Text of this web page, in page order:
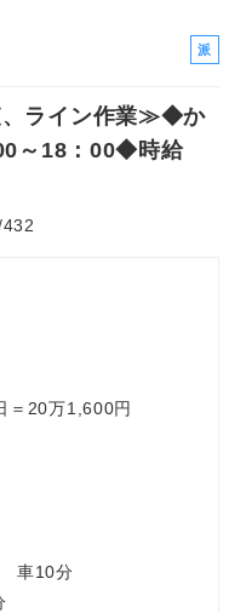
ください
派
、ライン作業≫◆か
～18：00◆時給
＝20万1,600円
車10分